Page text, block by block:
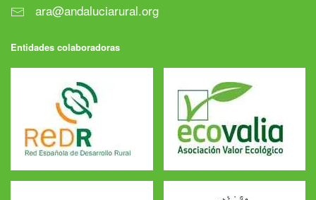
ara@andaluciarural.org
Entidades colaboradoras